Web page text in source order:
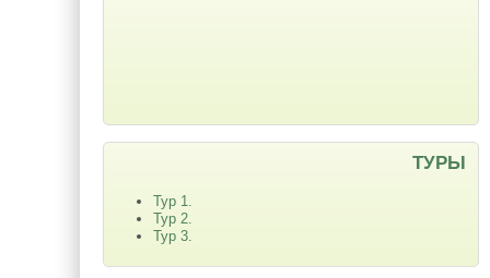
ТУРЫ
Тур 1.
Тур 2.
Тур 3.